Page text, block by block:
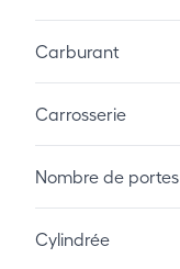
Carburant
Carrosserie
Nombre de portes
Cylindrée